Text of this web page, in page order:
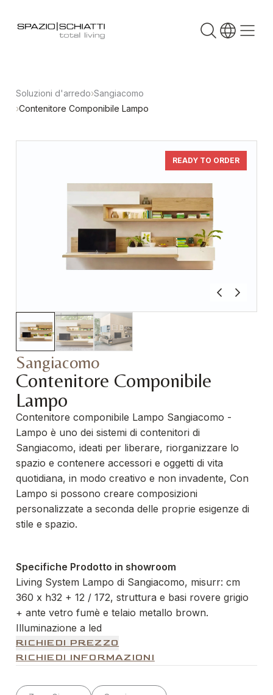
Soluzioni d'arredo›Sangiacomo
›Contenitore Componibile Lampo
READY TO ORDER
Sangiacomo
Contenitore Componibile
Lampo
Contenitore componibile Lampo Sangiacomo -
Lampo è uno dei sistemi di contenitori di
Sangiacomo, ideati per liberare, riorganizzare lo
spazio e contenere accessori e oggetti di vita
quotidiana, in modo creativo e non invadente, Con
Lampo si possono creare composizioni
personalizzate a seconda delle proprie esigenze di
stile e spazio.
Specifiche Prodotto in showroom
Living System Lampo di Sangiacomo, misurr: cm
360 x h32 + 12 / 172, struttura e basi rovere grigio
+ ante vetro fumè e telaio metallo brown.
Illuminazione a led
RICHIEDI PREZZO
RICHIEDI INFORMAZIONI